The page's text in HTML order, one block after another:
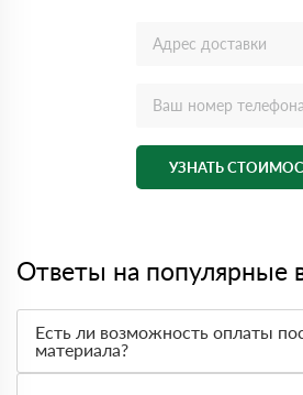
УЗНАТЬ
Ответы на популярные
Есть ли возможность оплаты
материала?